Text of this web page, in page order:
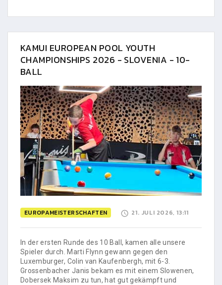
KAMUI EUROPEAN POOL YOUTH
CHAMPIONSHIPS 2026 - SLOVENIA - 10-
BALL
EUROPAMEISTERSCHAFTEN 21. JULI 2026, 13:11
In der ersten Runde des 10 Ball, kamen alle unsere
Spieler durch. Marti Flynn gewann gegen den
Luxemburger, Colin van Kaufenbergh, mit 6-3.
Grossenbacher Janis bekam es mit einem Slowenen,
Dobersek Maksim zu tun, hat gut gekämpft und